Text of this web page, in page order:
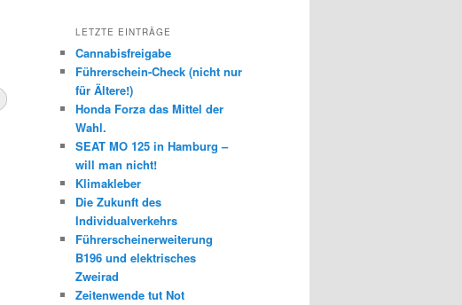
LETZTE EINTRÄGE
Cannabisfreigabe
Führerschein-Check (nicht nur
für Ältere!)
Honda Forza das Mittel der
Wahl.
SEAT MO 125 in Hamburg –
will man nicht!
Klimakleber
Die Zukunft des
Individualverkehrs
Führerscheinerweiterung
B196 und elektrisches
Zweirad
Zeitenwende tut Not